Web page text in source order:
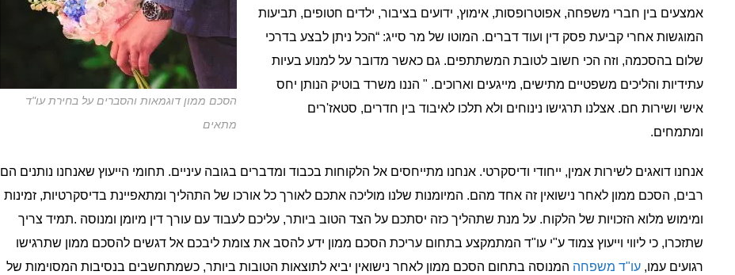
הסכם ממון דוגמאות והסברים על בחירת עו"ד
מתאים
אמצעים בין חברי משפחה, אפוטרופסות, אימוץ, ידועים בציבור, ילדים חטופים, תביעות
המוגשות אחרי קביעת פסק דין ועוד דברים. המוטו של מר סייג: “הכל ניתן לבצע בדרכי
שלום בהסכמה, וזה הכי חשוב לטובת המשתתפים. גם כאשר מדובר על למנוע בעיות
עתידיות והליכים משפטיים מתישים, מייגעים וארוכים. " הננו משרד בוטיק הנותן יחס
אישי ושירות חם. אצלנו תרגישו נינוחים ולא תלכו לאיבוד בין חדרים, סטאז'רים
ומתמחים.
אנחנו דואגים לשירות אמין, ייחודי ודיסקרטי. אנחנו מתייחסים אל הלקוחות בכבוד ומדברים בגובה עיניים. תחומי הייעוץ שאנחנו נותנים הם
רבים, הסכם ממון לאחר נישואין זה אחד מהם. המיומנות שלנו מוליכה אתכם לאורך כל אורכו של התהליך ומתאפיינת בדיסקרטיות, זמינות
ומימוש מלוא הזכויות של הלקוח. על מנת שתהליך כזה יסתכם על הצד הטוב ביותר, עליכם לעבוד עם עורך דין מיומן ומנוסה .תמיד צריך
שתזכרו, כי ליווי וייעוץ צמוד ע"י עו"ד המתמקצע בתחום עריכת הסכם ממון ידע להסב את צומת ליבכם אל דגשים להסכם ממון שתרגישו
רגועים עמו, עו"ד משפחה המנוסה בתחום הסכם ממון לאחר נישואין יביא לתוצאות הטובות ביותר, כשמתחשבים בנסיבות המסוימות של